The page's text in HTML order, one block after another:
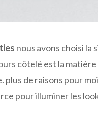
nous avons choisi la
côtelé est la
de raisons pour moi
pour illuminer les